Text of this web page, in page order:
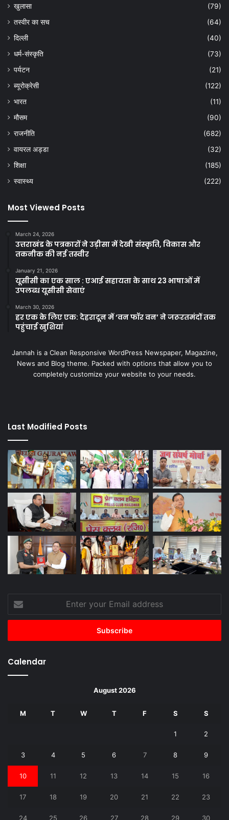
खुलासा
(79)
तस्वीर का सच
(64)
दिल्ली
(40)
धर्म-संस्कृति
(73)
पर्यटन
(21)
ब्यूरोक्रेसी
(122)
भारत
(11)
मौसम
(90)
राजनीति
(682)
वायरल अड्डा
(32)
शिक्षा
(185)
स्वास्थ्य
(222)
Most Viewed Posts
March 24, 2026
उत्तराखंड के पत्रकारों ने उड़ीसा में देखी संस्कृति, विकास और
तकनीक की नई तस्वीर
January 21, 2026
यूसीसी का एक साल : एआई सहायता के साथ 23 भाषाओं में
उपलब्ध यूसीसी सेवाएं
March 30, 2026
हर एक के लिए एक: देहरादून में ‘वन फॉर वन’ ने जरूरतमंदों तक
पहुंचाई खुशियां
Jannah is a Clean Responsive WordPress Newspaper, Magazine,
News and Blog theme. Packed with options that allow you to
completely customize your website to your needs.
Last Modified Posts
your
Email
Calendar
August 2026
M T W T F S S
1 2
3 4 5 6 7 8 9
10 11 12 13 14 15 16
17 18 19 20 21 22 23
24 25 26 27 28 29 30